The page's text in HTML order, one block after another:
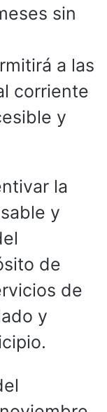
sin
a las
corriente
y
la
y
de
de
y